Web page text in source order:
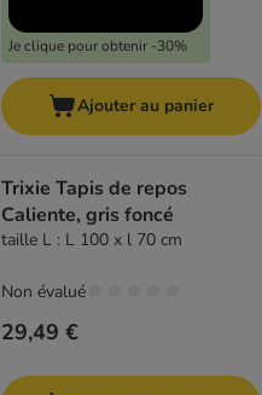
Je clique pour obtenir -30%
Ajouter au panier
Trixie Tapis de repos
Caliente, gris foncé
taille L : L 100 x l 70 cm
29,49 €
Non évalué